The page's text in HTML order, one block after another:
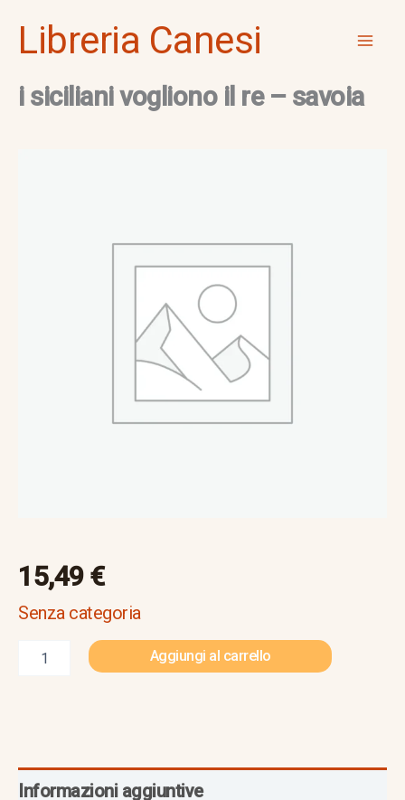
Libreria Canesi
i siciliani vogliono il re – savoia
15,49 €
Senza categoria
Aggiungi al carrello
Informazioni aggiuntive